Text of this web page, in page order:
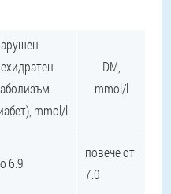
mmol/l
DM,
mmol/l
6.9
повече от
7.0